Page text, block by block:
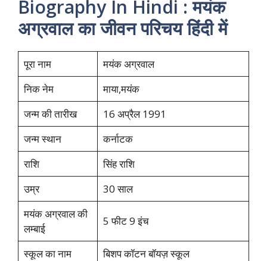
Biography In Hindi : मयंक
अग्रवाल का जीवन परिचय हिंदी में
पूरा नाम
मयंक अग्रवाल
निक नेम
माया,मयंक
जन्म की तारीख
16 अप्रैल 1991
जन्म स्थान
कर्नाटक
राशि
सिंह राशि
उम्र
30 साल
मयंक अग्रवाल की
लम्बाई
5 फीट 9 इंच
स्कूल का नाम
बिशप कॉटन बॉयज़ स्कूल